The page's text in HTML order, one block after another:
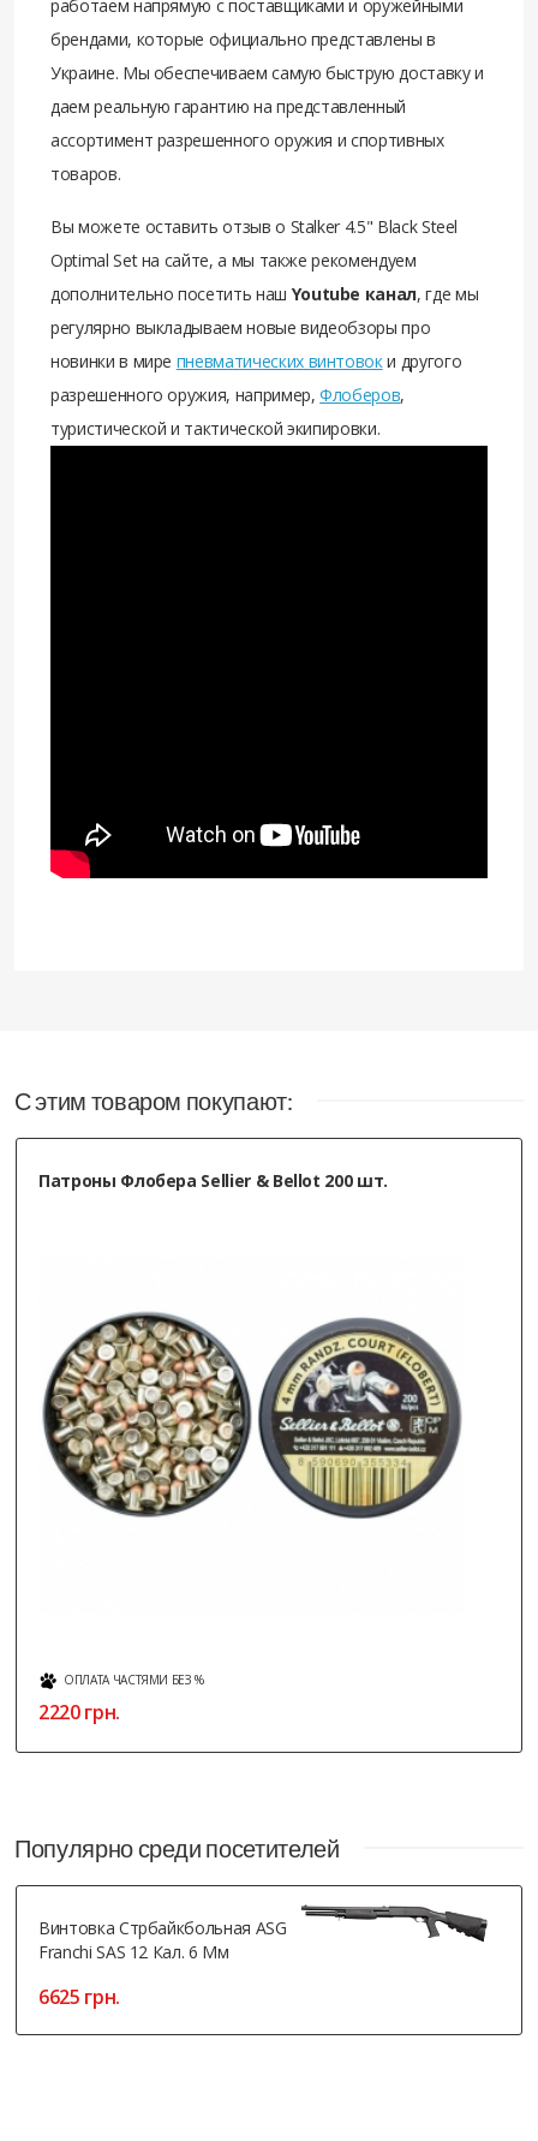
работаем напрямую с поставщиками и оружейными
брендами, которые официально представлены в
Украине. Мы обеспечиваем самую быструю доставку и
даем реальную гарантию на представленный
ассортимент разрешенного оружия и спортивных
товаров.
Вы можете оставить отзыв о Stalker 4.5" Black Steel
Optimal Set на сайте, а мы также рекомендуем
дополнительно посетить наш Youtube канал, где мы
регулярно выкладываем новые видеобзоры про
новинки в мире пневматических винтовоки другого
разрешенного оружия, например,Флоберов,
туристической и тактической экипировки.
С этим товаром покупают:
Набор для очистки оружия под патрон Флобера - 4
ОПЛАТА ЧАСТЯМИ БЕЗ %
Популярно среди посетителей
Винтовка Стрбайкбольная ASG
Franchi SAS 12 Кал. 6 Мм
6625 грн.